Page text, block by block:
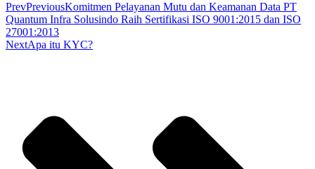
PrevPreviousKomitmen Pelayanan Mutu dan Keamanan Data PT
Quantum Infra Solusindo Raih Sertifikasi ISO 9001:2015 dan ISO
27001:2013
NextApa itu KYC?